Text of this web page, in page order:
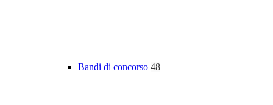
Bandi di concorso 48